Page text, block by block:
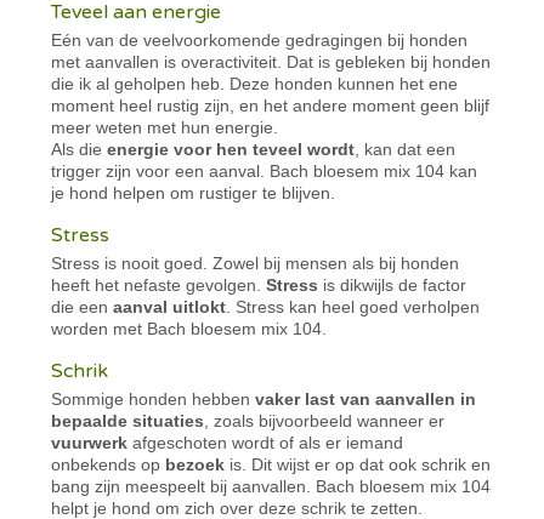
Teveel aan energie
Eén van de veelvoorkomende gedragingen bij honden
met aanvallen is overactiviteit. Dat is gebleken bij honden
die ik al geholpen heb. Deze honden kunnen het ene
moment heel rustig zijn, en het andere moment geen blijf
meer weten met hun energie.
Als dieenergie voor hen teveel wordt , kan dat een
trigger zijn voor een aanval. Bach bloesem mix 104 kan
je hond helpen om rustiger te blijven.
Stress
Stress is nooit goed. Zowel bij mensen als bij honden
heeft het nefaste gevolgen.Stress is dikwijls de factor
die eenaanval uitlokt . Stress kan heel goed verholpen
worden met Bach bloesem mix 104.
Schrik
Sommige honden hebbenvaker last van aanvallen in
bepaalde situaties , zoals bijvoorbeeld wanneer er
vuurwerk afgeschoten wordt of als er iemand
onbekends op bezoek is. Dit wijst er op dat ook schrik en
bang zijn meespeelt bij aanvallen. Bach bloesem mix 104
helpt je hond om zich over deze schrik te zetten.